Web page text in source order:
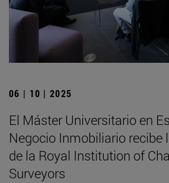
06 | 10 | 2025
El Máster Universitario en
Negocio Inmobiliario recibe
de la Royal Institution of
Surveyors